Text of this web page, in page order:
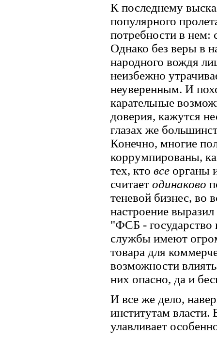
К последнему
популярного
потребности в нем:
Однако без веры в
народного вождя
неизбежно
неуверенным. И
карательные
доверия, кажутся
глазах же
Конечно, многие
коррумпированы,
тех, кто все органы
считает одинаково
теневой бизнес, во
настроение
"ФСБ - государство
службы имеют
товара для
возможности
них опасно, да и
И все же дело,
институтам
улавливает